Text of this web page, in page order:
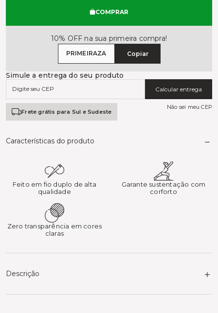
COMPRAR
10% OFF na sua primeira compra!
PRIMEIRAZA Copiar
Simule a entrega do seu produto
Calcular entrega
Frete grátis para Sul e Sudeste
Não sei meu CEP
Características do produto
Feito em fio duplo de alta
qualidade
Garante sustentação com
corforto
Zero transparência em cores
claras
Descrição